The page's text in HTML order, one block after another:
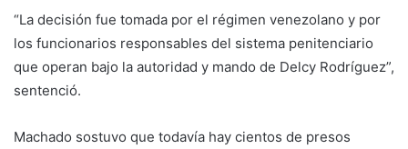
“La decisión fue tomada por el régimen venezolano y por
los funcionarios responsables del sistema penitenciario
que operan bajo la autoridad y mando de Delcy Rodríguez”,
sentenció.
Machado sostuvo que todavía hay cientos de presos